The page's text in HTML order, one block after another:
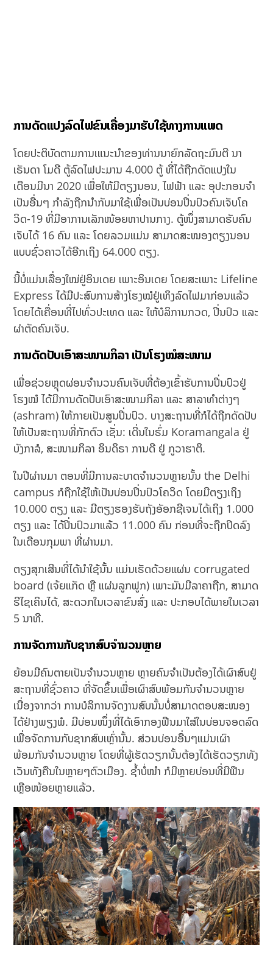
ການດັດແປງລົດໄຟຂົນເຄື່ອງມາຮັບໃຊ້ທາງການແພດ
ໂດຍປະຕິບັດຕາມການເແນະນຳຂອງທ່ານນາຍົກລັດຖະມົນຕີ ນາ
ເຣັນດາ ໂມດີ ຕູ້ລົດໄຟປະມານ 4.000 ຕູ້ ທີ່ໄດ້ຖືກດັດແປງໃນ
ເດືອນມີນາ 2020 ເພື່ອໃຫ້ມີຕຽງນອນ, ໄຟຟ້າ ແລະ ອຸປະກອນຈຳ
ເປັນອື່ນໆ ກຳລັງຖືກນຳກັບມາໃຊ້ເພື່ອເປັນບ່ອນປິ່ນປົວຄົນເຈັບໂຄ
ວິດ-19 ທີ່ມີອາການເລັກໜ້ອຍຫາປານກາງ. ຕູ້ໜຶ່ງສາມາດຮັບຄົນ
ເຈັບໄດ້ 16 ຄົນ ແລະ ໂດຍລວມແມ່ນ ສາມາດສະໜອງຕຽງນອນ
ແບບຊົ່ວຄາວໄດ້ອີກເຖິງ 64.000 ຕຽງ.
ນີ້ບໍ່ແມ່ນເລື່ອງໃໝ່ຢູ່ອິນເດຍ ເພາະອິນເດຍ ໂດຍສະເພາະ Lifeline
Express ໄດ້ມີປະສົບການສ້າງໂຮງໝໍຢູ່ເທິງລົດໄຟມາກ່ອນແລ້ວ
ໂດຍໄດ້ເຄື່ອນທີ່ໄປທົ່ວປະເທດ ແລະ ໃຫ້ບໍລິການກວດ, ປິ່ນປົວ ແລະ
ຜ່າຕັດຄົນເຈັບ.
ການດັດປັບເອົາສະໜາມກິລາ ເປັນໂຮງໝໍສະໜາມ
ເພື່ອຊ່ວຍຫຼຸດຜ່ອນຈຳນວນຄົນເຈັບທີ່ຕ້ອງເຂົ້າຮັບການປິ່ນປົວຢູ່
ໂຮງໝໍ ໄດ້ມີການດັດປັບເອົາສະໜາມກິລາ ແລະ ສາລາທຳຕ່າງໆ
(ashram) ໃຫ້ກາຍເປັນສູນປິ່ນປົວ. ບາງສະຖານທີ່ກໍໄດ້ຖືກດັດປັບ
ໃຫ້ເປັນສະຖານທີ່ກັກຕົວ ເຊັ່ນ: ເດີ່ນໃນຮົ່ມ Koramangala ຢູ່
ບັງກາລໍ, ສະໜາມກິລາ ອິນດິຣາ ການດີ ຢູ່ ກູວາຮາຕິ.
ໃນປີຜ່ານມາ ຕອນທີ່ມີການລະບາດຈຳນວນຫຼາຍນັ້ນ the Delhi
campus ກໍຖືກໃຊ້ໃຫ້ເປັນບ່ອນປິ່ນປົວໂຄວິດ ໂດຍມີຕຽງເຖິງ
10.000 ຕຽງ ແລະ ມີຕຽງຮອງຮັບຖັງອັອກຊີເຈນໄດ້ເຖິງ 1.000
ຕຽງ ແລະ ໄດ້ປິ່ນປົວມາແລ້ວ 11.000 ຄົນ ກ່ອນທີ່ຈະຖືກປິດລົງ
ໃນເດືອນກຸມພາ ທີ່ຜ່ານມາ.
ຕຽງສຸກເສີນທີ່ໄດ້ນຳໃຊ້ນັ້ນ ແມ່ນເຮັດດ້ວຍແຜ່ນ corrugated
board (ເຈ້ຍແກັດ ຫຼື ແຜ່ນລູກຟູກ) ເພາະມັນມີລາຄາຖືກ, ສາມາດ
ຣີໄຊເຄິນໄດ້, ສະດວກໃນເວລາຂົນສົ່ງ ແລະ ປະກອບໄດ້ພາຍໃນເວລາ
5 ນາທີ.
ການຈັດການກັບຊາກສົບຈຳນວນຫຼາຍ
ຍ້ອນມີຄົນຕາຍເປັນຈຳນວນຫຼາຍ ຫຼາຍຄົນຈຳເປັນຕ້ອງໄດ້ເຜົາສົບຢູ່
ສະຖານທີ່ຊົ່ວຄາວ ທີ່ຈັດຂຶ້ນເພື່ອເຜົາສົບພ້ອມກັນຈຳນວນຫຼາຍ
ເນື່ອງຈາກວ່າ ການບໍລິການຈັດງານສົບນັ້ນບໍ່ສາມາດຕອບສະໜອງ
ໄດ້ຢ່າງພຽງພໍ. ມີບ່ອນໜຶ່ງທີ່ໄດ້ເອົາກອງຟືນມາໃສ່ໃນບ່ອນຈອດລົດ
ເພື່ອຈັດການກັບຊາກສົບເຫຼົ່ານັ້ນ. ສ່ວນບ່ອນອື່ນໆແມ່ນເຜົາ
ພ້ອມກັນຈຳນວນຫຼາຍ ໂດຍທີ່ຜູ້ເຮັດວຽກນັ້ນຕ້ອງໄດ້ເຮັດວຽກທັງ
ເວັນທັງຄືນໃນຫຼາຍໆຕົວເມືອງ. ຊໍ້າບໍ່ໜໍາ ກໍມີຫຼາຍບ່ອນທີ່ມີຟືນ
ເຫຼືອໜ້ອຍຫຼາຍແລ້ວ.